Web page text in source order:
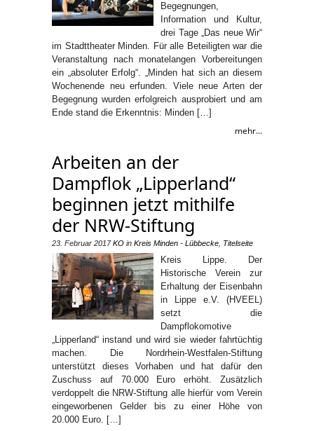
Begegnungen,
Information und Kultur,
drei Tage „Das neue Wir“
im Stadttheater Minden. Für alle Beteiligten war die
Veranstaltung nach monatelangen Vorbereitungen
ein „absoluter Erfolg“. „Minden hat sich an diesem
Wochenende neu erfunden. Viele neue Arten der
Begegnung wurden erfolgreich ausprobiert und am
Ende stand die Erkenntnis: Minden […]
mehr...
Arbeiten an der
Dampflok „Lipperland“
beginnen jetzt mithilfe
der NRW-Stiftung
23. Februar 2017 KO in Kreis Minden - Lübbecke Titelseite
Kreis Lippe. Der
Historische Verein zur
Erhaltung der Eisenbahn
in Lippe e.V. (HVEEL)
setzt die
Dampflokomotive
„Lipperland“ instand und wird sie wieder fahrtüchtig
machen. Die Nordrhein-Westfalen-Stiftung
unterstützt dieses Vorhaben und hat dafür den
Zuschuss auf 70.000 Euro erhöht. Zusätzlich
verdoppelt die NRW-Stiftung alle hierfür vom Verein
eingeworbenen Gelder bis zu einer Höhe von
20.000 Euro. […]